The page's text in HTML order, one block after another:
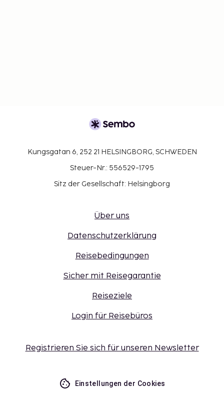
Kungsgatan 6, 252 21 HELSINGBORG, SCHWEDEN
Steuer-Nr.: 556529-1795
Sitz der Gesellschaft: Helsingborg
Über uns
Datenschutzerklärung
Reisebedingungen
Sicher mit Reisegarantie
Reiseziele
Login für Reisebüros
Registrieren Sie sich für unseren Newsletter
Einstellungen der Cookies